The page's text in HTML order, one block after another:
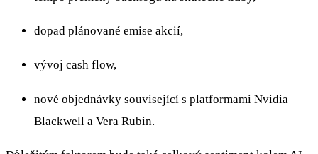
dopad plánované emise akcií,
vývoj cash flow,
nové objednávky související s platformami Nvidia
Blackwell a Vera Rubin.